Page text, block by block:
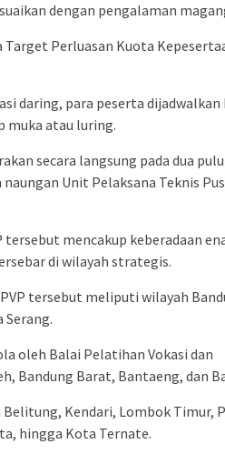
dengan pengalaman
Perluasan Kuota
daring, para peserta dijadwalkan
muka atau luring.
secara langsung pada dua
Unit Pelaksana Teknis
mencakup keberadaan
di wilayah strategis.
tersebut meliputi wilayah
Serang.
oleh Balai Pelatihan Vokasi dan
Bandung Barat, Bantaeng, dan
Kendari, Lombok Timur,
hingga Kota Ternate.